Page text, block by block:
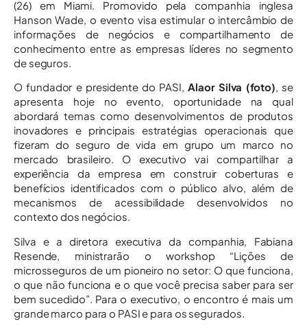
(26) em Miami. Promovido pela companhia inglesa
Hanson Wade, o evento visa estimular o intercâmbio de
informações de negócios e compartilhamento de
conhecimento entre as empresas líderes no segmento
de seguros.
O fundador e presidente do PASI,Alaor Silva (foto), se
apresenta hoje no evento, oportunidade na qual
abordará temas como desenvolvimentos de produtos
inovadores e principais estratégias operacionais que
fizeram do seguro de vida em grupo um marco no
mercado brasileiro. O executivo vai compartilhar a
experiência da empresa em construir coberturas e
benefícios identificados com o público alvo, além de
mecanismos de acessibilidade desenvolvidos no
contexto dos negócios.
Silva e a diretora executiva da companhia, Fabiana
Resende, ministrarão o workshop “Lições de
microsseguros de um pioneiro no setor: O que funciona,
o que não funciona e o que você precisa saber para ser
bem sucedido”. Para o executivo, o encontro é mais um
grande marco para o PASI e para os segurados.